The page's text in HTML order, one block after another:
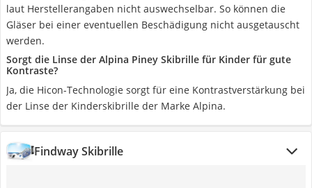
laut Herstellerangaben nicht auswechselbar. So können die
Gläser bei einer eventuellen Beschädigung nicht ausgetauscht
werden.
Sorgt die Linse der Alpina Piney Skibrille für Kinder für gute
Kontraste?
Ja, die Hicon-Technologie sorgt für eine Kontrastverstärkung bei
der Linse der Kinderskibrille der Marke Alpina.
Findway Skibrille